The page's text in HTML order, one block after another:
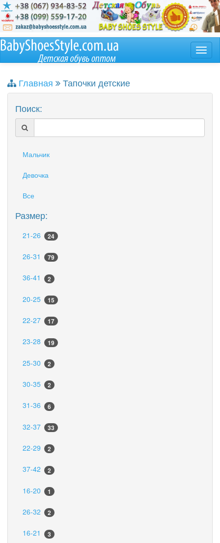
Главная
Тапочки детские
Поиск:
Мальчик
Девочка
Все
Размер:
21-26 24
26-31 79
36-41 2
20-25 15
22-27 17
23-28 19
25-30 2
30-35 2
31-36 6
32-37 33
22-29 2
37-42 2
16-20 1
26-32 2
16-21 3